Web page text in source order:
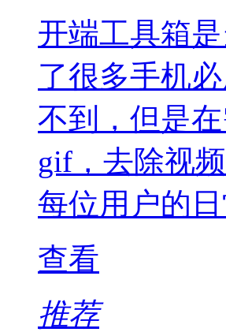
开端工具箱
了很多手机
不到，但是
gif，去除视
每位用户的
查看
推荐